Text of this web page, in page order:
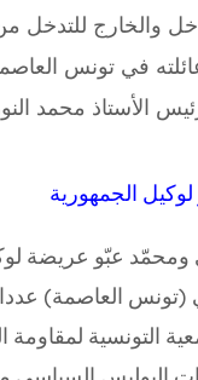
الداخل والخارج
في تونس
الأستاذ محمد
الجمهورية
ومحمّد عبّو عريضة
(تونس العاصمة)
التونسية لمقاومة